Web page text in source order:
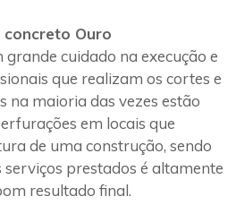
Ouro
grande cuidado na execução e
que realizam os cortes e
na maioria das vezes estão
em locais que
de uma construção, sendo
serviços prestados é altamente
resultado final.